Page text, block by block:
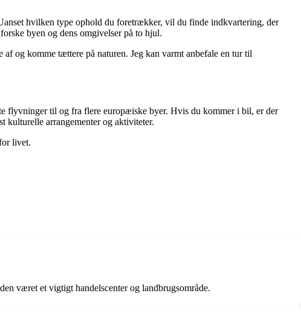
hvilken type ophold du foretrækker, vil du finde indkvartering, der
byen og dens omgivelser på to hjul.
og komme tættere på naturen. Jeg kan varmt anbefale en tur til
flyvninger til og fra flere europæiske byer. Hvis du kommer i bil, er der
kulturelle arrangementer og aktiviteter.
livet.
været et vigtigt handelscenter og landbrugsområde.